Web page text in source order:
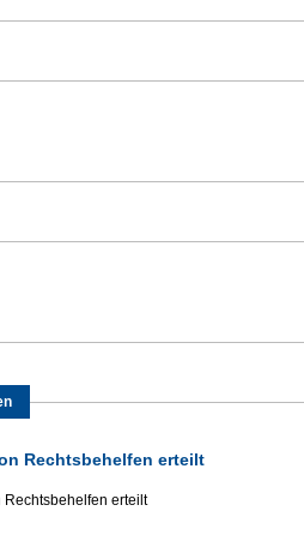
Rechtsbehelfen erteilt
Rechtsbehelfen erteilt